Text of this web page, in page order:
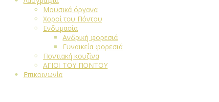
Μουσικά όργανα
Χοροί του Πόντου
Ενδυμασία
Ανδρική φορεσιά
Γυναικεία φορεσιά
Ποντιακή κουζίνα
ΑΓΙΟΙ ΤΟΥ ΠΟΝΤΟΥ
Επικοινωνία